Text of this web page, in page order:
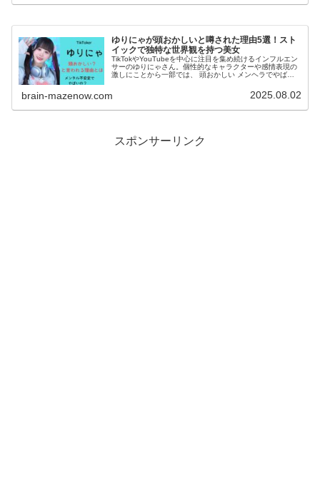
ゆりにゃが頭おかしいと噂された理由5選！スト
イックで独特な世界観を持つ美女
TikTokやYouTubeを中心に注目を集め続けるインフルエン
サーのゆりにゃさん。個性的なキャラクターや感情表現の
激しにことから一部では、 頭おかしい メンヘラでやばい
brain-mazenow.com 2025.08.02
スポンサーリンク